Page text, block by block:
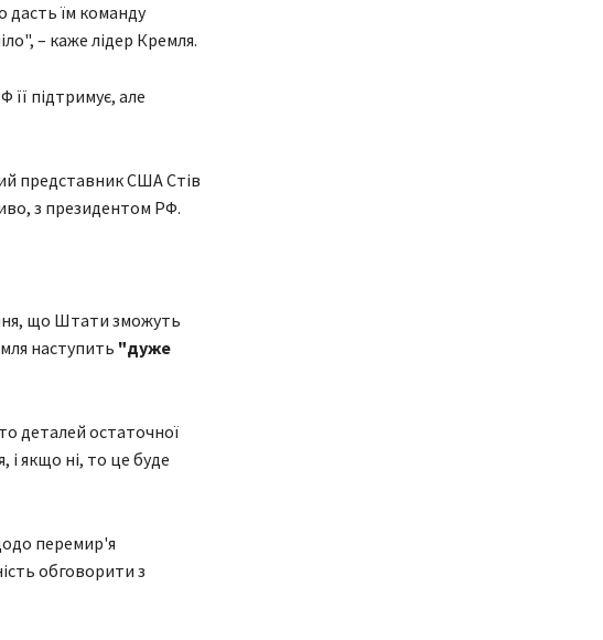
дасть їм команду
– каже лідер Кремля.
підтримує, але
представник США Стів
з президентом РФ.
що Штати зможуть
наступить "дуже
деталей остаточної
якщо ні, то це буде
перемир'я
обговорити з